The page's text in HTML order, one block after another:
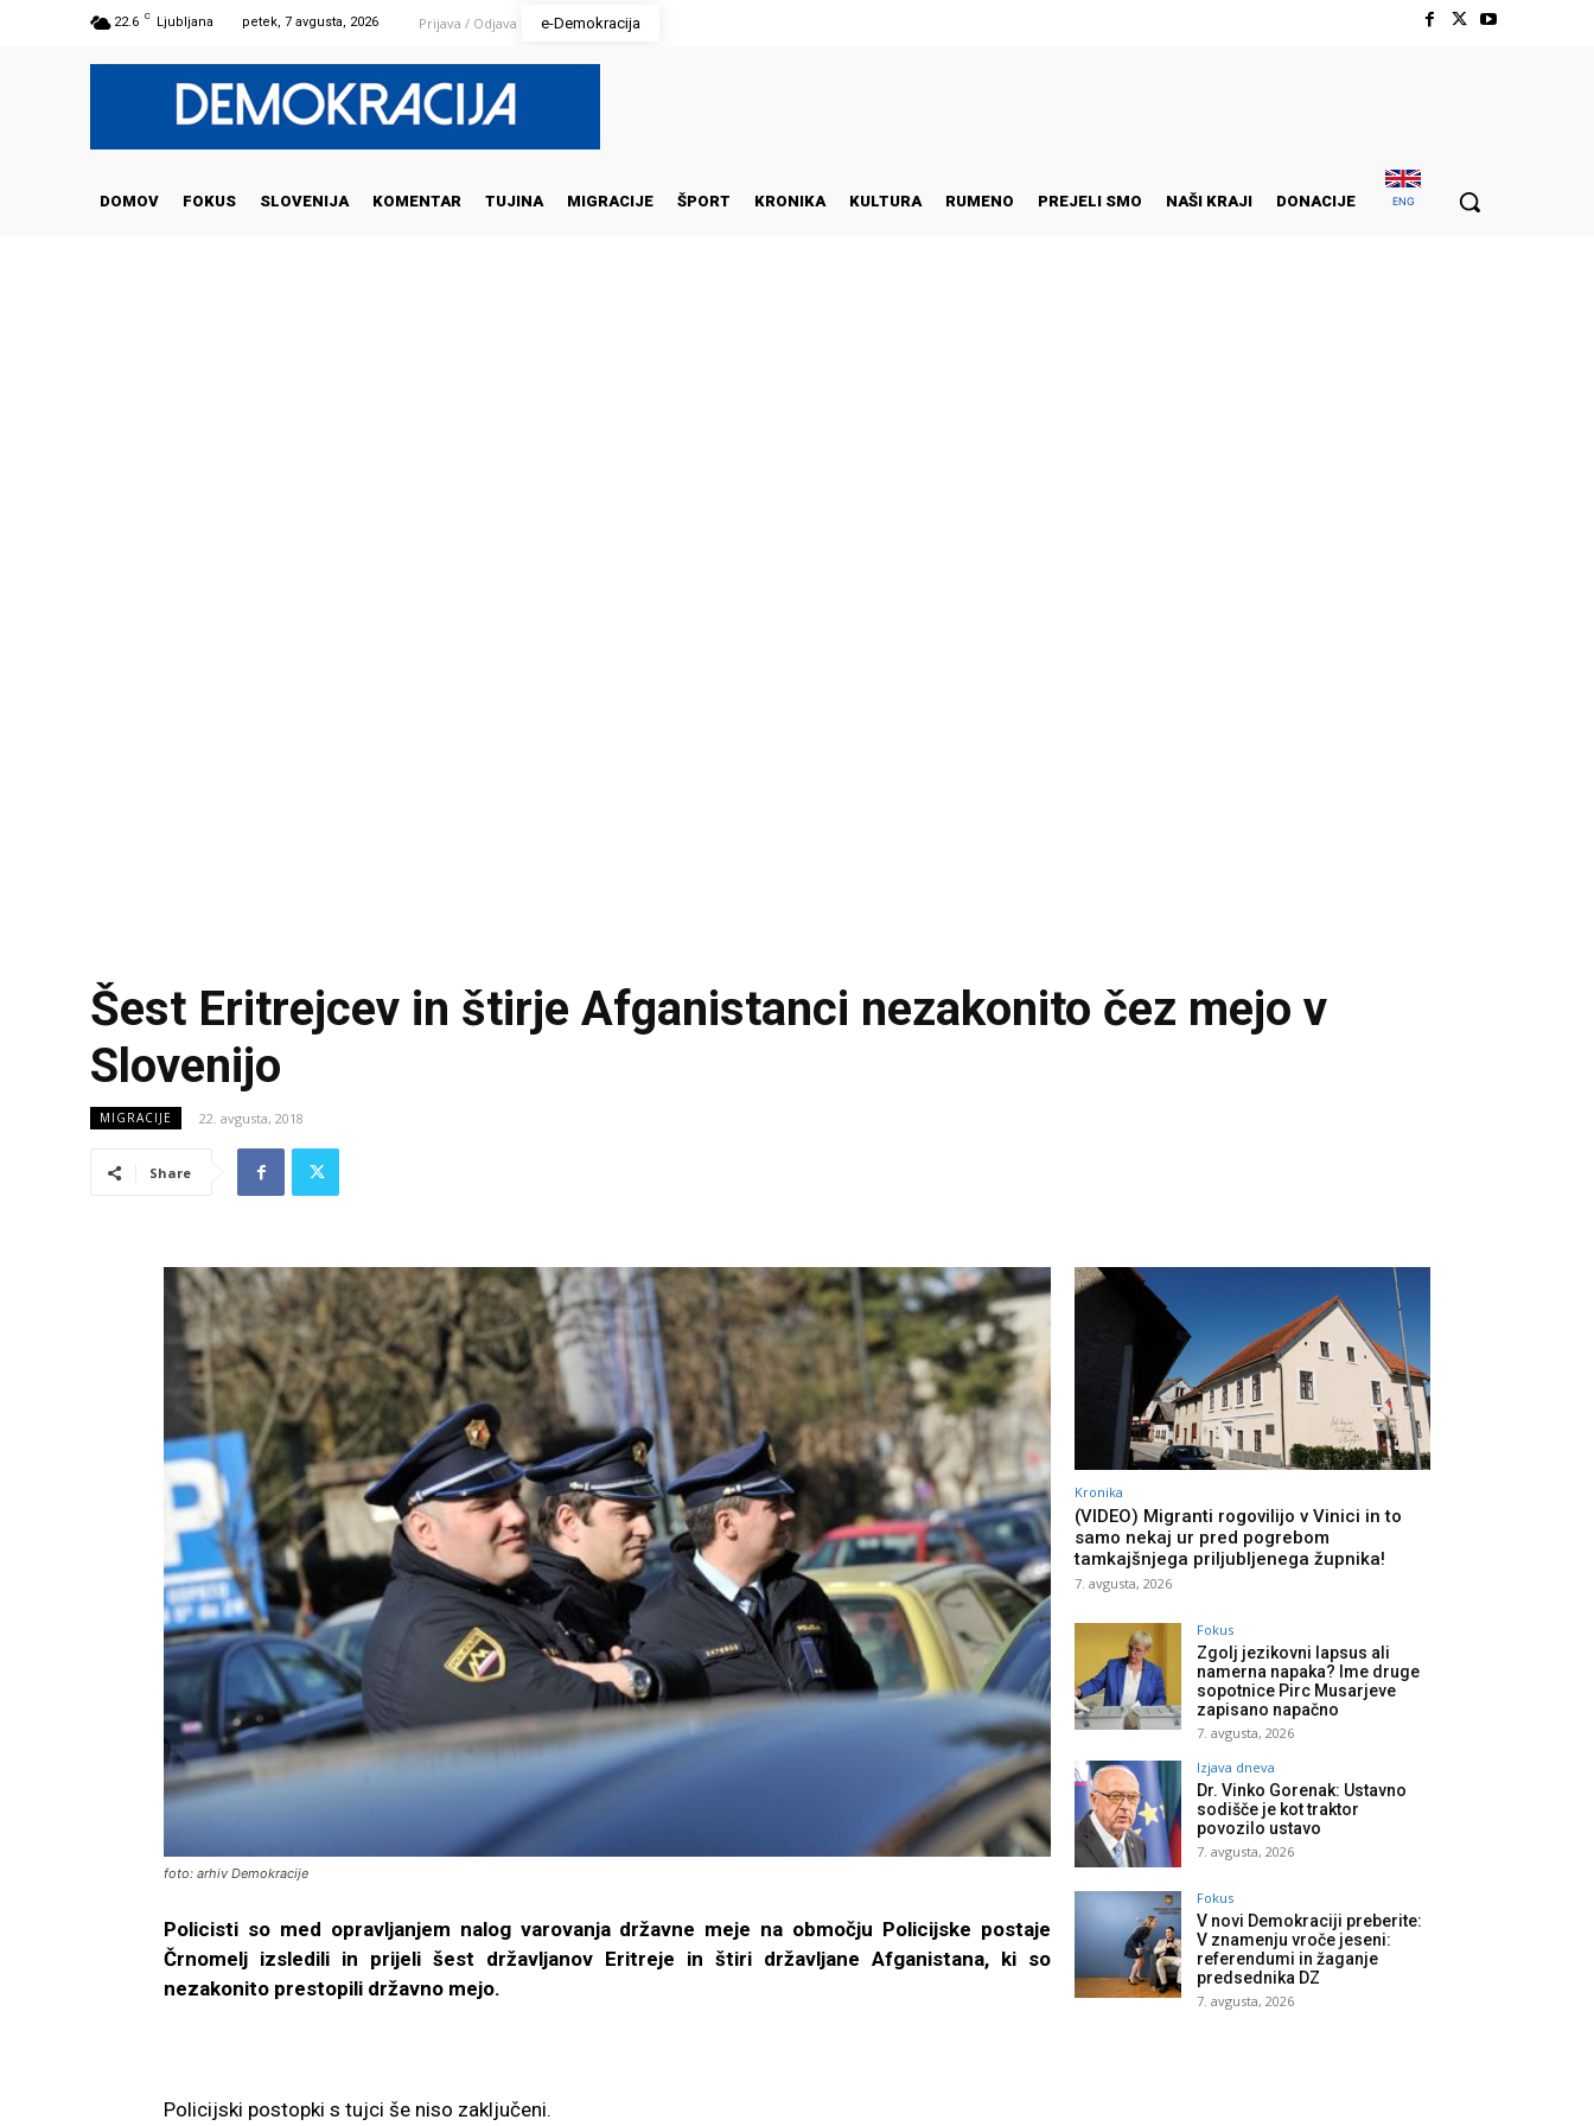
22.6 C Ljubljana petek, 7 avgusta, 2026 Prijava / Odjava e-Demokracija
DOMOV FOKUS SLOVENIJA KOMENTAR TUJINA MIGRACIJE ŠPORT KRONIKA KULTURA RUMENO PREJELI SMO NAŠI KRAJI DONACIJE ENG
Šest Eritrejcev in štirje Afganistanci nezakonito čez mejo v
Slovenijo
MIGRACIJE 22. avgusta, 2018
Share
foto: arhiv Demokracije
Policisti so med opravljanjem nalog varovanja državne meje na območju Policijske postaje
Črnomelj izsledili in prijeli šest državljanov Eritreje in štiri državljane Afganistana, ki so
nezakonito prestopili državno mejo.
Policijski postopki s tujci še niso zaključeni.
Kronika
(VIDEO) Migranti rogovilijo v Vinici in to
samo nekaj ur pred pogrebom
tamkajšnjega priljubljenega župnika!
7. avgusta, 2026
Fokus
Zgolj jezikovni lapsus ali
namerna napaka? Ime druge
sopotnice Pirc Musarjeve
zapisano napačno
7. avgusta, 2026
Izjava dneva
Dr. Vinko Gorenak: Ustavno
sodišče je kot traktor
povozilo ustavo
7. avgusta, 2026
Fokus
V novi Demokraciji preberite:
V znamenju vroče jeseni:
referendumi in žaganje
predsednika DZ
7. avgusta, 2026